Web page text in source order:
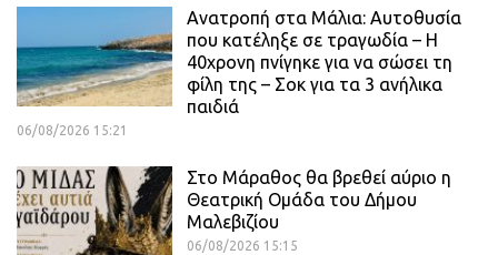
Ανατροπή στα Μάλια: Αυτοθυσία
που κατέληξε σε τραγωδία – Η
40χρονη πνίγηκε για να σώσει τη
φίλη της – Σοκ για τα 3 ανήλικα
παιδιά
06/08/2026 15:21
Στο Μάραθος θα βρεθεί αύριο η
Θεατρική Ομάδα του Δήμου
Μαλεβιζίου
06/08/2026 15:15